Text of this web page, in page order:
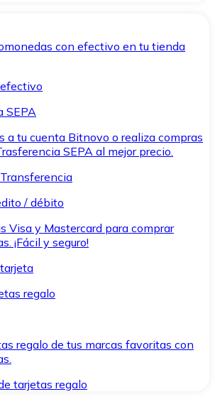
con efectivo en tu tienda
SEPA
a tu cuenta Bitnovo o realiza compras
SEPA al mejor precio.
/ débito
Visa y Mastercard para comprar
¡Fácil y seguro!
regalo
regalo de tus marcas favoritas con
tarjetas regalo